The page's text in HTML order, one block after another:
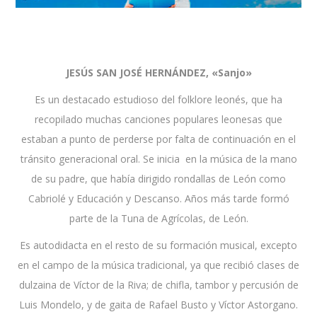
JESÚS SAN JOSÉ HERNÁNDEZ, «Sanjo»
Es un destacado estudioso del folklore leonés, que ha
recopilado muchas canciones populares leonesas que
estaban a punto de perderse por falta de continuación en el
tránsito generacional oral. Se inicia en la música de la mano
de su padre, que había dirigido rondallas de León como
Cabriolé y Educación y Descanso. Años más tarde formó
parte de la Tuna de Agrícolas, de León.
Es autodidacta en el resto de su formación musical, excepto
en el campo de la música tradicional, ya que recibió clases de
dulzaina de Víctor de la Riva; de chifla, tambor y percusión de
Luis Mondelo, y de gaita de Rafael Busto y Víctor Astorgano.